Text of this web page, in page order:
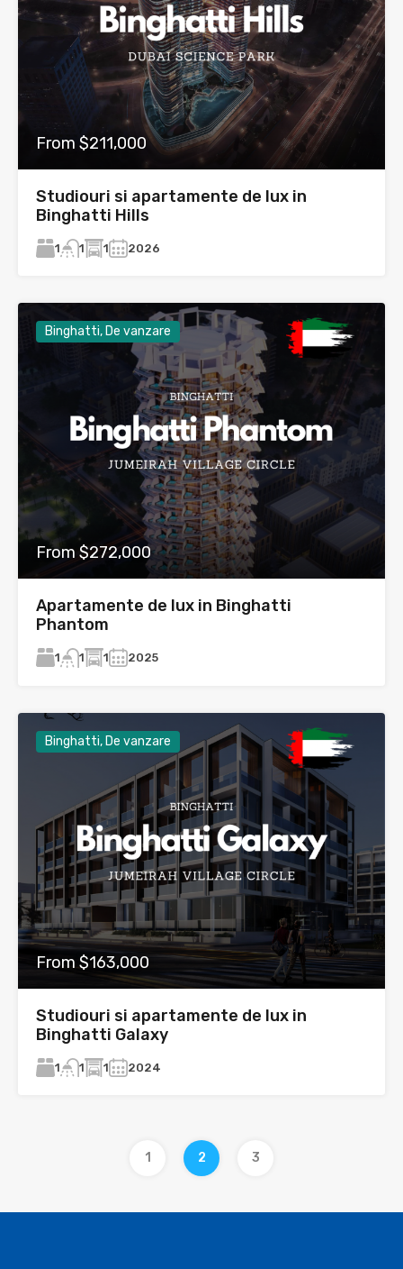
From $211,000
Studiouri si apartamente de lux in
Binghatti Hills
1 1 1 2026
Binghatti, De vanzare
From $272,000
Apartamente de lux in Binghatti
Phantom
1 1 1 2025
Binghatti, De vanzare
From $163,000
Studiouri si apartamente de lux in
Binghatti Galaxy
1 1 1 2024
1 2 3